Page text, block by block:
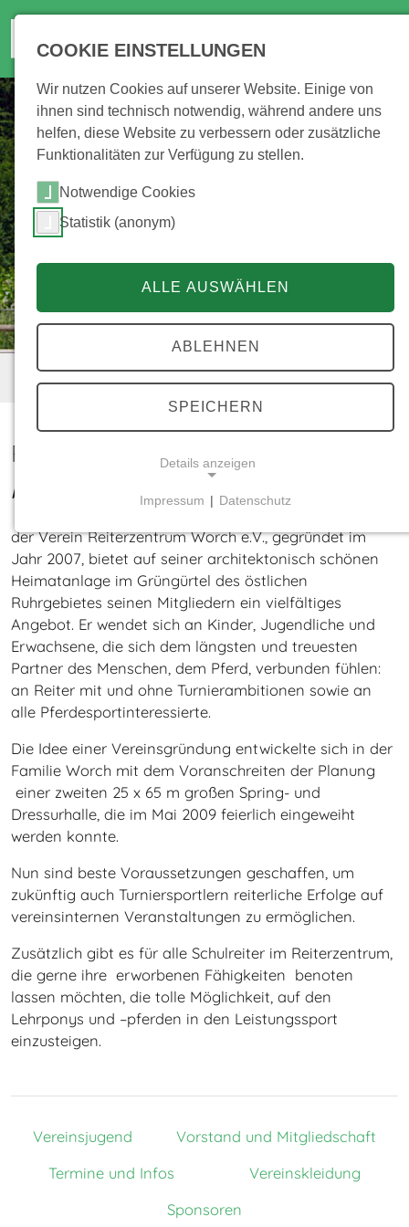
Reitverein Worch
e.V.
REITERZENTRUM WORCH
REITVEREIN
REITVEREIN WORCH E.V.
Reitverein Worch e.V. in Hattingen
Hallo liebe Vereinsinteressierte,
der Verein Reiterzentrum Worch e.V., gegründet im
Jahr 2007, bietet auf seiner architektonisch schönen
Heimatanlage im Grüngürtel des östlichen
Ruhrgebietes seinen Mitgliedern ein vielfältiges
Angebot. Er wendet sich an Kinder, Jugendliche und
Erwachsene, die sich dem längsten und treuesten
Partner des Menschen, dem Pferd, verbunden fühlen:
an Reiter mit und ohne Turnierambitionen sowie an
alle Pferdesportinteressierte.
Die Idee einer Vereinsgründung entwickelte sich in der
Familie Worch mit dem Voranschreiten der Planung
einer zweiten 25 x 65 m großen Spring- und
Dressurhalle, die im Mai 2009 feierlich eingeweiht
werden konnte.
Nun sind beste Voraussetzungen geschaffen, um
zukünftig auch Turniersportlern reiterliche Erfolge auf
vereinsinternen Veranstaltungen zu ermöglichen.
Zusätzlich gibt es für alle Schulreiter im Reiterzentrum,
die gerne ihre erworbenen Fähigkeiten benoten
lassen möchten, die tolle Möglichkeit, auf den
Lehrponys und –pferden in den Leistungssport
einzusteigen.
Vereinsjugend
Vorstand und Mitgliedschaft
Termine und Infos
Vereinskleidung
Sponsoren
COOKIE EINSTELLUNGEN
Wir nutzen Cookies auf unserer Website. Einige von
ihnen sind technisch notwendig, während andere uns
helfen, diese Website zu verbessern oder zusätzliche
Funktionalitäten zur Verfügung zu stellen.
Notwendige Cookies
Statistik (anonym)
ALLE AUSWÄHLEN
ABLEHNEN
SPEICHERN
Details anzeigen
Notwendige Cookies ermöglichen grundlegende
Funktionen und sind für die einwandfreie Funktion
der Website erforderlich.
Einverständnis-Cookie
Name:
cookie_consent
Anbieter:
Reiterzentrum Worch
Zweck:
Dieser Cookie speichert die ausgewählten
Einverständnis-Optionen des Benutzers
1 Jahr
STATISTIK (ANONYM)
Statistik Cookies erfassen Informationen anonym.
Diese Informationen helfen uns zu verstehen, wie
unsere Besucher unsere Website nutzen.
Name:
Anbieter:
Reiterzentrum Worch
Dieser Cookie speichert Ihren Besuch anonymisiert
Impressum | Datenschutz